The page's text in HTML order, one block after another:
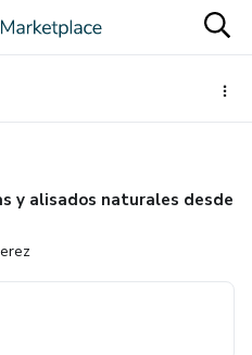
y alisados naturales desde